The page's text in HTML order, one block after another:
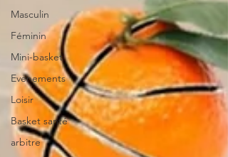
Masculin
Féminin
Mini-basket
Evenements
Loisir
Basket santé
arbitre